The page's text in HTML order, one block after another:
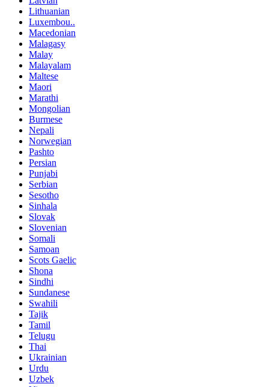
Lithuanian
Luxembou..
Macedonian
Malagasy
Malay
Malayalam
Maltese
Maori
Marathi
Mongolian
Burmese
Nepali
Norwegian
Pashto
Persian
Punjabi
Serbian
Sesotho
Sinhala
Slovak
Slovenian
Somali
Samoan
Scots Gaelic
Shona
Sindhi
Sundanese
Swahili
Tajik
Tamil
Telugu
Thai
Ukrainian
Urdu
Uzbek